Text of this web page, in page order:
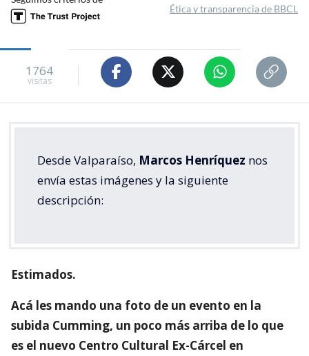
Ética y transparencia de BBCL
1764
visitas
Desde Valparaíso, Marcos Henríquez nos
envía estas imágenes y la siguiente
descripción:
Estimados.
Acá les mando una foto de un evento en la
subida Cumming, un poco más arriba de lo que
es el nuevo Centro Cultural Ex-Cárcel en